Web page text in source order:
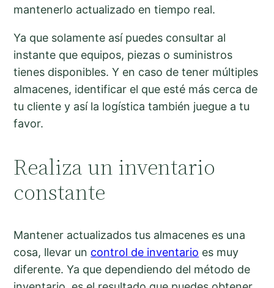
mantenerlo actualizado en tiempo real.
Ya que solamente así puedes consultar al
instante que equipos, piezas o suministros
tienes disponibles. Y en caso de tener múltiples
almacenes, identificar el que esté más cerca de
tu cliente y así la logística también juegue a tu
favor.
Realiza un inventario
constante
Mantener actualizados tus almacenes es una
cosa, llevar un control de inventario es muy
diferente. Ya que dependiendo del método de